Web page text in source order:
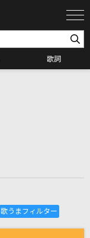
歌詞